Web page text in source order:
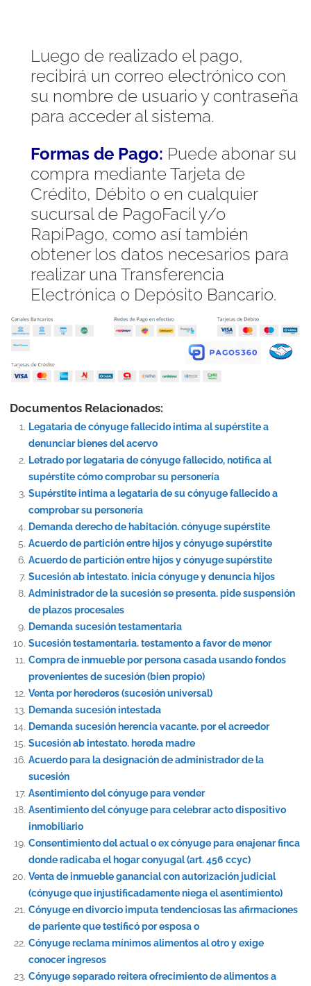
Luego de realizado el pago,
recibirá un correo electrónico con
su nombre de usuario y contraseña
para acceder al sistema.
Formas de Pago: Puede abonar su
compra mediante Tarjeta de
Crédito, Débito o en cualquier
sucursal de PagoFacil y/o
RapiPago, como así también
obtener los datos necesarios para
realizar una Transferencia
Electrónica o Depósito Bancario.
Documentos Relacionados:
Legataria de cónyuge fallecido intima al supérstite a
denunciar bienes del acervo
Letrado por legataria de cónyuge fallecido, notifica al
supérstite cómo comprobar su personería
Supérstite intima a legataria de su cónyuge fallecido a
comprobar su personería
Demanda derecho de habitación. cónyuge supérstite
Acuerdo de partición entre hijos y cónyuge supérstite
Acuerdo de partición entre hijos y cónyuge supérstite
Sucesión ab intestato. inicia cónyuge y denuncia hijos
Administrador de la sucesión se presenta. pide suspensión
de plazos procesales
Demanda sucesión testamentaria
Sucesión testamentaria. testamento a favor de menor
Compra de inmueble por persona casada usando fondos
provenientes de sucesión (bien propio)
Venta por herederos (sucesión universal)
Demanda sucesión intestada
Demanda sucesión herencia vacante. por el acreedor
Sucesión ab intestato. hereda madre
Acuerdo para la designación de administrador de la
sucesión
Asentimiento del cónyuge para vender
Asentimiento del cónyuge para celebrar acto dispositivo
inmobiliario
Consentimiento del actual o ex cónyuge para enajenar finca
donde radicaba el hogar conyugal (art. 456 ccyc)
Venta de inmueble ganancial con autorización judicial
(cónyuge que injustificadamente niega el asentimiento)
Cónyuge en divorcio imputa tendenciosas las afirmaciones
de pariente que testificó por esposa o
Cónyuge reclama mínimos alimentos al otro y exige
conocer ingresos
Cónyuge separado reitera ofrecimiento de alimentos a